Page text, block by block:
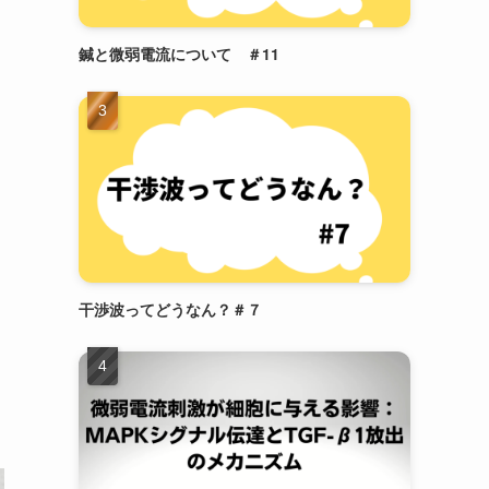
鍼と微弱電流について ＃11
干渉波ってどうなん？＃７